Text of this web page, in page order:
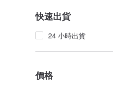
快速出貨
24 小時出貨
價格